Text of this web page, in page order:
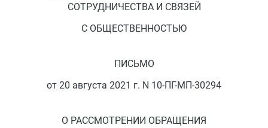
СОТРУДНИЧЕСТВА И СВЯЗЕЙ
С ОБЩЕСТВЕННОСТЬЮ
ПИСЬМО
от 20 августа 2021 г. N 10-ПГ-МП-30294
О РАССМОТРЕНИИ ОБРАЩЕНИЯ